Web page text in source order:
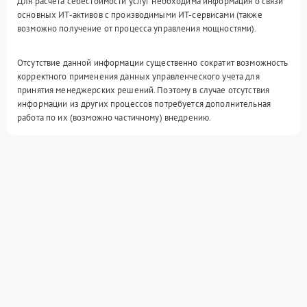
основных ИТ-активов с производимыми ИТ-сервисами (также
возможно получение от процесса управления мощностями).
Отсутствие данной информации существенно сократит возможность
корректного применения данных управленческого учета для
принятия менеджерских решений. Поэтому в случае отсутствия
информации из других процессов потребуется дополнительная
работа по их (возможно частичному) внедрению.